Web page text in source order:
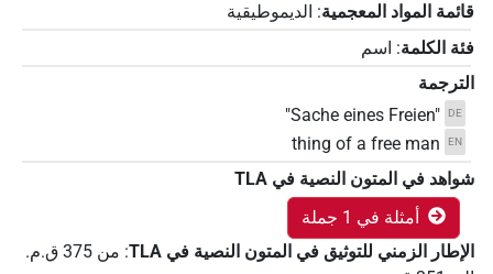
قائمة المواد المعجمية: الديموطيقية
فئة الكلمة: اسم
الترجمة
DE
"Sache eines Freien"
EN
thing of a free man
شواهد في المتون النصية في ‏TLA
أمثلة في 1 جملة
الإطار الزمني للتوثيق في المتون النصية في ‏TLA
: من 375 ق.م.